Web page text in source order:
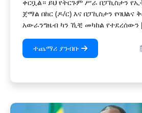
ቀርቧል። ይህ የትርጉም ሥራ በፓኪስታን
ጀማል በከር (ዶ/ር) እና በፓኪስታን የባህልና
አውራንግዜብ ካን ኺቺ መካከል የተደረሰውን
ተጨማሪ ያንብቡ